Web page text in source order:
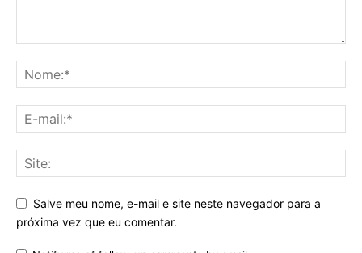
Salve meu nome, e-mail e site neste navegador para a
próxima vez que eu comentar.